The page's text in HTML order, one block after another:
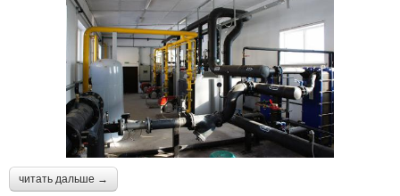
читать дальше →